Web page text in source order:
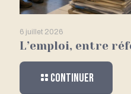
6 juillet 2026
L’emploi, entre
Continuer